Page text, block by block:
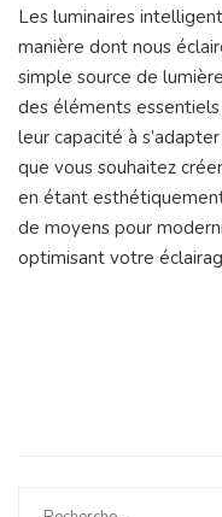
Les luminaires
manière dont nous
simple source de
des éléments
leur capacité à
que vous souhaitez
en étant
de moyens pour
optimisant votre